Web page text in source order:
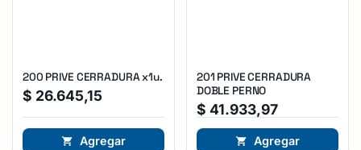
200 PRIVE CERRADURA x1u.
$ 26.645,15
Agregar
201 PRIVE CERRADURA
DOBLE PERNO
$ 41.933,97
Agregar